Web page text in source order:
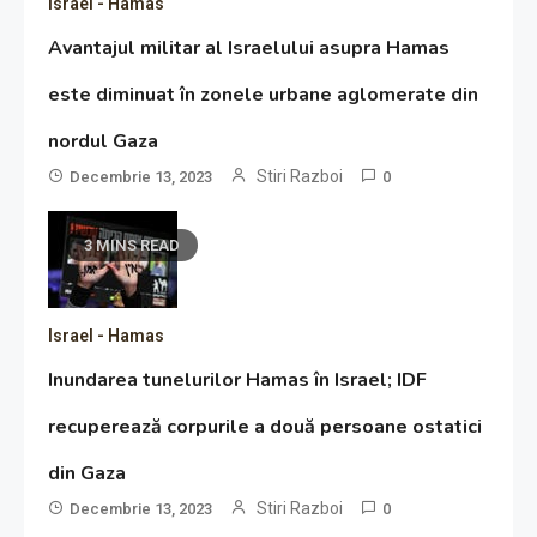
Avantajul militar al Israelului asupra Hamas
este diminuat în zonele urbane aglomerate din
nordul Gaza
Decembrie 13, 2023 Stiri Razboi 0
3 MINS READ
Israel - Hamas
Inundarea tunelurilor Hamas în Israel; IDF
recuperează corpurile a două persoane ostatici
din Gaza
Decembrie 13, 2023 Stiri Razboi 0